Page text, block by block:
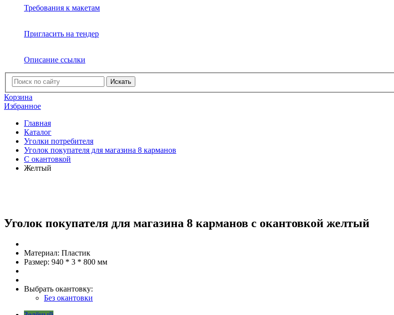
Требования к макетам
Пригласить на тендер
Описание ссылки
Искать
Корзина
Избранное
Главная
Каталог
Уголки потребителя
Уголок покупателя для магазина 8 карманов
C окантовкой
Желтый
Уголок покупателя для магазина 8 карманов с окантовкой желтый
Материал: Пластик
Размер: 940 * 3 * 800 мм
Выбрать окантовку:
Без окантовки